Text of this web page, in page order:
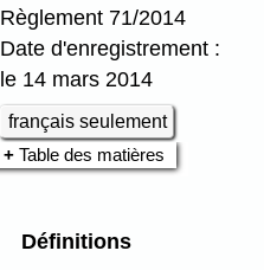
Règlement 71/2014
Date d'enregistrement :
le 14 mars 2014
français seulement
Table des matières
Définitions